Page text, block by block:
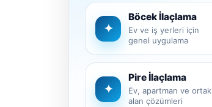
✦
Böcek İlaçlama
Ev ve iş yerleri için
genel uygulama
✦
Pire İlaçlama
Ev, apartman ve ortak
alan çözümleri